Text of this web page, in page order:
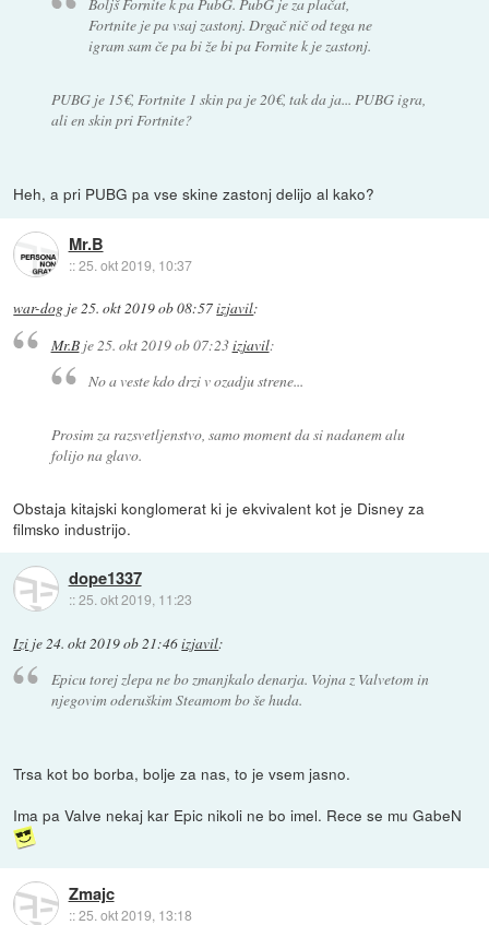
Boljš Fornite k pa PubG. PubG je za plačat,
Fortnite je pa vsaj zastonj. Drgač nič od tega ne
igram sam če pa bi že bi pa Fornite k je zastonj.
PUBG je 15€, Fortnite 1 skin pa je 20€, tak da ja... PUBG igra,
ali en skin pri Fortnite?
Heh, a pri PUBG pa vse skine zastonj delijo al kako?
Mr.B
::25. okt 2019, 10:37
war-dog je25. okt 2019 ob 08:57izjavil:
Mr.Bje25. okt 2019 ob 07:23izjavil:
No a veste kdo drzi v ozadju strene...
Prosim za razsvetljenstvo, samo moment da si nadanem alu
folijo na glavo.
Obstaja kitajski konglomerat ki je ekvivalent kot je Disney za
filmsko industrijo.
dope1337
::25. okt 2019, 11:23
Izi je24. okt 2019 ob 21:46izjavil:
Epicu torej zlepa ne bo zmanjkalo denarja. Vojna z Valvetom in
njegovim oderuškim Steamom bo še huda.
Trsa kot bo borba, bolje za nas, to je vsem jasno.
Ima pa Valve nekaj kar Epic nikoli ne bo imel. Rece se mu GabeN
Zmajc
::25. okt 2019, 13:18